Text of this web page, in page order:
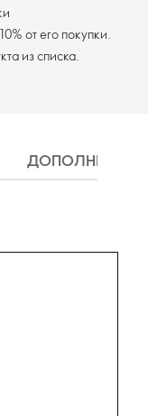
от его покупки.
продукта из списка.